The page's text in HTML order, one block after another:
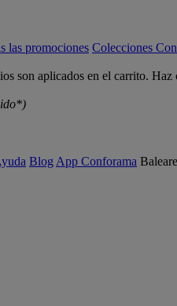
las promociones Colecciones
son aplicados en el carrito.
Blog App Conforama